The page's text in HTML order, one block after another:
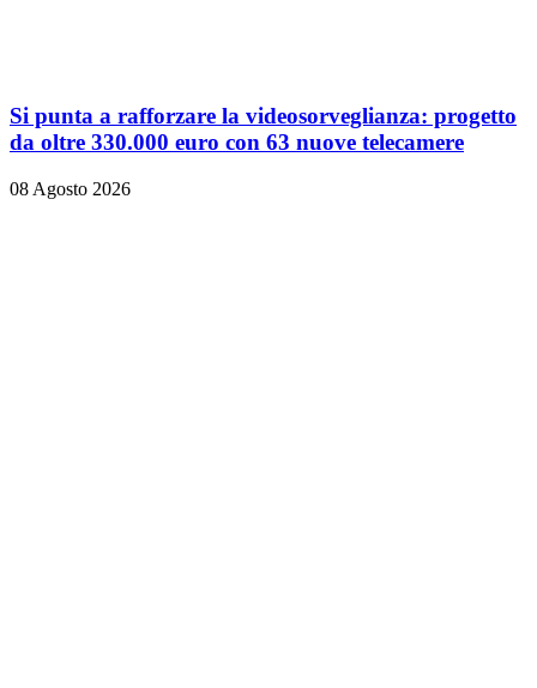
Si punta a rafforzare la videosorveglianza: progetto
da oltre 330.000 euro con 63 nuove telecamere
08 Agosto 2026